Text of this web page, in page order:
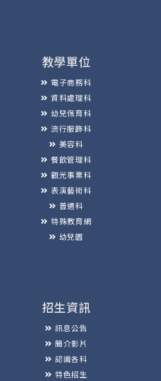
教學單位
電子商務科
資料處理科
幼兒保育科
流行服飾科
美容科
餐飲管理科
觀光事業科
表演藝術科
普通科
特殊教育網
幼兒園
招生資訊
訊息公告
簡介影片
認識各科
特色招生